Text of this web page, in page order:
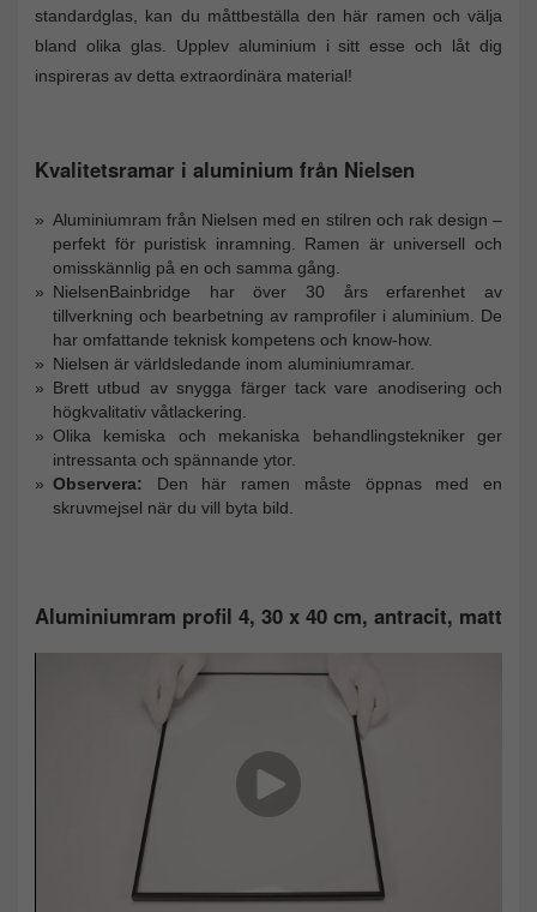
standardglas, kan du måttbeställa den här ramen och välja
bland olika glas. Upplev aluminium i sitt esse och låt dig
inspireras av detta extraordinära material!
Kvalitetsramar i aluminium från Nielsen
Aluminiumram från Nielsen med en stilren och rak design –
perfekt för puristisk inramning. Ramen är universell och
omisskännlig på en och samma gång.
NielsenBainbridge har över 30 års erfarenhet av
tillverkning och bearbetning av ramprofiler i aluminium. De
har omfattande teknisk kompetens och know-how.
Nielsen är världsledande inom aluminiumramar.
Brett utbud av snygga färger tack vare anodisering och
högkvalitativ våtlackering.
Olika kemiska och mekaniska behandlingstekniker ger
intressanta och spännande ytor.
Observera: Den här ramen måste öppnas med en
skruvmejsel när du vill byta bild.
Aluminiumram profil 4, 30 x 40 cm, antracit, matt